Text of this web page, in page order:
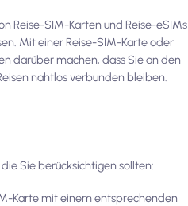
Reise-SIM-Karten und Reise-eSIMs
Mit einer Reise-SIM-Karte oder
darüber machen, dass Sie an den
nahtlos verbunden bleiben.
Sie berücksichtigen sollten:
Karte mit einem entsprechenden